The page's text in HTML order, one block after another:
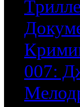
007: